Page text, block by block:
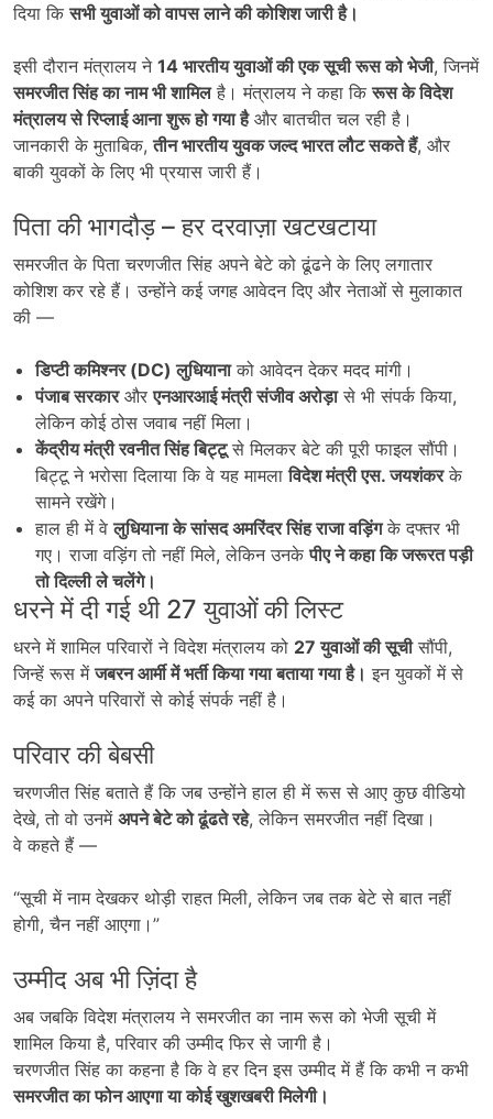
दिया किसभी युवाओं को वापस लाने की कोशिश जारी है।
इसी दौरान मंत्रालय ने 14 भारतीय युवाओं की एक सूची रूस को भेजी, जिनमें
समरजीत सिंह का नाम भी शामिलहै। मंत्रालय ने कहा किरूस के विदेश
मंत्रालय से रिप्लाई आना शुरू हो गया हैऔर बातचीत चल रही है।
जानकारी के मुताबिक,तीन भारतीय युवक जल्द भारत लौट सकते हैं, और
बाकी युवकों के लिए भी प्रयास जारी हैं।
पिता की भागदौड़ – हर दरवाज़ा खटखटाया
समरजीत के पिता चरणजीत सिंह अपने बेटे को ढूंढने के लिए लगातार
कोशिश कर रहे हैं। उन्होंने कई जगह आवेदन दिए और नेताओं से मुलाकात
की —
डिप्टी कमिश्नर (DC)लुधियानाको आवेदन देकर मदद मांगी।
पंजाब सरकारऔरएनआरआई मंत्री संजीव अरोड़ासे भी संपर्क किया,
लेकिन कोई ठोस जवाब नहीं मिला।
केंद्रीय मंत्री रवनीत सिंह बिट्टूसे मिलकर बेटे की पूरी फाइल सौंपी।
बिट्टू ने भरोसा दिलाया कि वे यह मामलाविदेश मंत्री एस. जयशंकरके
सामने रखेंगे।
हाल ही में वेलुधियाना के सांसद अमरिंदर सिंह राजा वड़िंगके दफ्तर भी
गए। राजा वड़िंग तो नहीं मिले, लेकिन उनकेपीए ने कहा कि जरूरत पड़ी
तो दिल्ली ले चलेंगे।
धरने में दी गई थी 27 युवाओं की लिस्ट
धरने में शामिल परिवारों ने विदेश मंत्रालय को 27युवाओं की सूचीसौंपी,
जिन्हें रूस मेंजबरन आर्मी में भर्ती किया गया बताया गया है। इन युवकों में से
कई का अपने परिवारों से कोई संपर्क नहीं है।
परिवार की बेबसी
चरणजीत सिंह बताते हैं कि जब उन्होंने हाल ही में रूस से आए कुछ वीडियो
देखे, तो वो उनमें अपने बेटे को ढूंढते रहे, लेकिन समरजीत नहीं दिखा।
वे कहते हैं —
“सूची में नाम देखकर थोड़ी राहत मिली, लेकिन जब तक बेटे से बात नहीं
होगी, चैन नहीं आएगा।”
उम्मीद अब भी ज़िंदा है
अब जबकि विदेश मंत्रालय ने समरजीत का नाम रूस को भेजी सूची में
शामिल किया है, परिवार की उम्मीद फिर से जागी है।
चरणजीत सिंह का कहना है कि वे हर दिन इस उम्मीद में हैं कि कभी न कभी
समरजीत का फोन आएगा या कोई खुशखबरी मिलेगी।